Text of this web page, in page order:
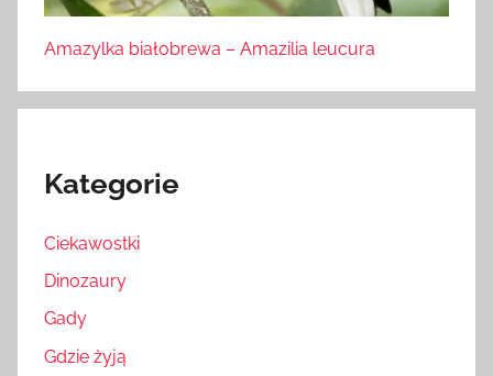
Amazylka białobrewa – Amazilia leucura
Kategorie
Ciekawostki
Dinozaury
Gady
Gdzie żyją